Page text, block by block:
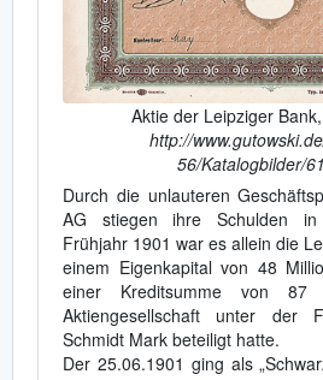
Aktie der Leipziger
http://
56/Katalogbilder/
Durch die unlauteren
AG stiegen ihre Schulden in
Frühjahr 1901 war es allein die
einem Eigenkapital von 48
einer Kreditsumme von
Aktiengesellschaft unter der
Schmidt Mark beteiligt hatte.
Der 25.06.1901 ging als